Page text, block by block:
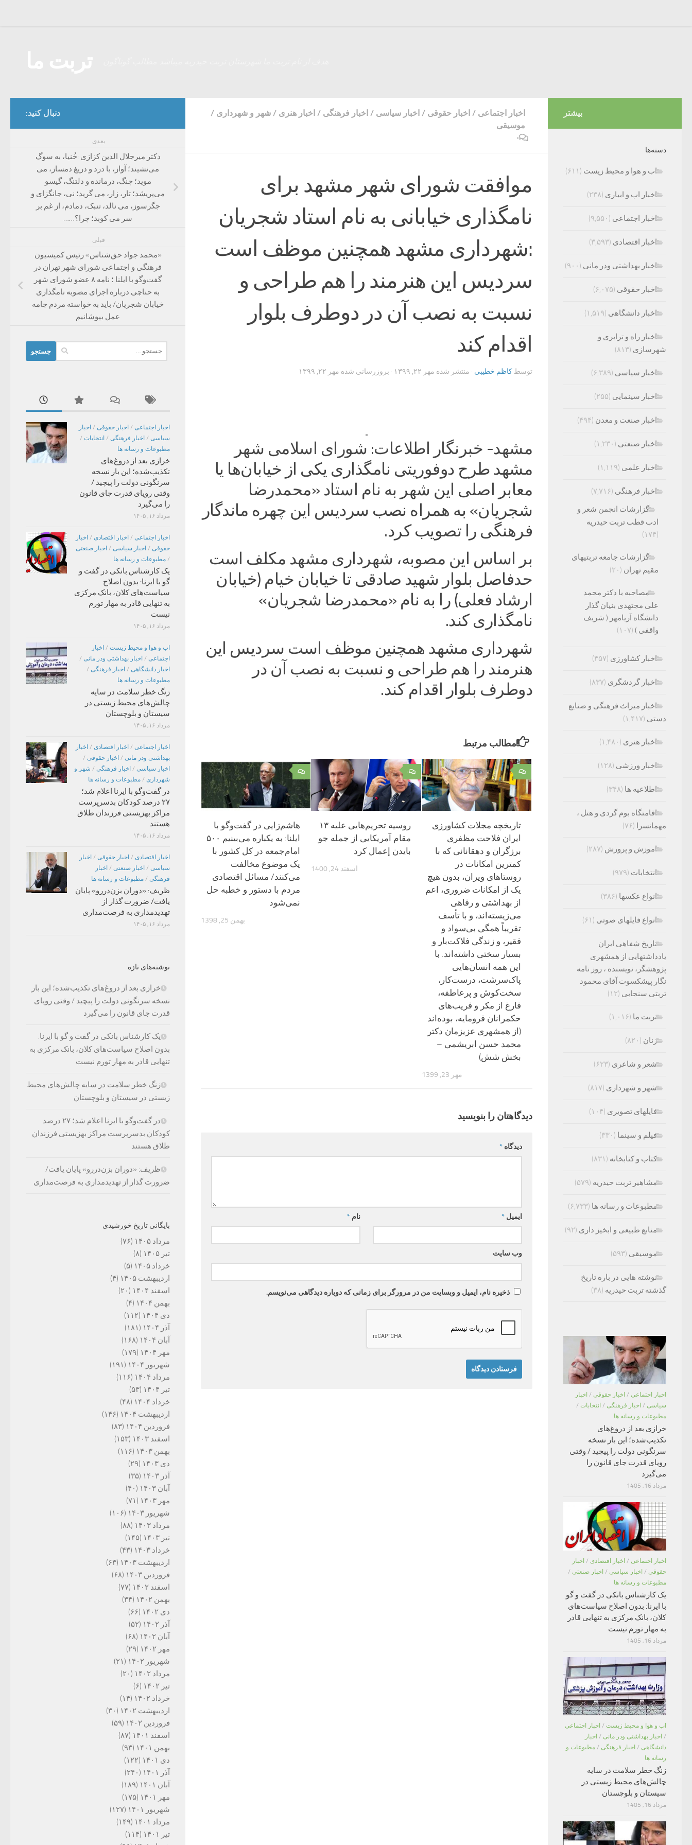
اخبار اجتماعی / اخبار حقوقی / اخبار سیاسی / اخبار فرهنگی / اخبار هنری / شهر و شهرداری /
موسیقی
۰
موافقت شورای شهر مشهد برای
نامگذاری خیابانی به نام استاد شجریان
‌:شهرداری مشهد همچنین موظف است
سردیس این هنرمند را هم طراحی و
نسبت به نصب آن در دوطرف بلوار
اقدام کند
توسط کاظم خطیبی · منتشر شده مهر ۲۲, ۱۳۹۹ · بروزرسانی شده مهر ۲۲, ۱۳۹۹
مشهد- خبرنگار اطلاعات: شورای اسلامی شهر
مشهد طرح دوفوریتی نامگذاری یکی از خیابا‌ن‌ها یا
معابر اصلی این شهر به نام استاد «محمدرضا
شجریان» به همراه نصب سردیس این چهره ماندگار
فرهنگی را تصویب کرد.‌
بر اساس این مصوبه، شهرداری مشهد مکلف است
حدفاصل بلوار شهید صادقی تا خیابان خیام (خیابان
ارشاد فعلی) را به نام «محمدرضا شجریان»
نامگذاری کند.‌‌
شهرداری مشهد همچنین موظف است سردیس این
هنرمند را هم طراحی و نسبت به نصب آن در
دوطرف بلوار اقدام کند.
مطالب مرتبط
۰
هاشم‌زایی در گفت‌و‌گو با
ایلنا: به یکباره می‌بینیم ۵۰۰
اما‌م‌جمعه در کل کشور با
یک موضوع مخالفت
می‌کنند/ مسائل اقتصادی
مردم با دستور و خطبه حل
نمی‌شود
بهمن 25, 1398
۰
روسیه تحریم‌هایی علیه ۱۳
مقام آمریکایی از جمله جو
بایدن إعمال کرد
اسفند 24, 1400
۰
تاریخچه مجلات کشاورزی
ایران فلاحت مظفری
برزگران و دهقانانی که با
کمترین امکانات در
روستاهای ویران، بدون هیچ
یک از امکانات ضروری، اعم
از بهداشتی و رفاهی
می‌زیسته‌اند، و با تأسف
تقریباً همگی بی‌سواد و
فقیر، و زندگی فلاکت‌بار و
بسیار سختی داشته‌اند. با
این همه انسان‌هایی
پاک‌سرشت، درست‌کار،
سخت‌کوش و پرعاطفه،
فارغ از مکر و فریب‌های
حکمرانان فرومایه، بوده‌اند
(از همشهری عزیزمان دکتر
محمد حسن ابریشمی –
بخش شش)
مهر 23, 1399
دیدگاهتان را بنویسید
دیدگاه *
نام* ایمیل *
وب‌ سایت
ذخیره نام، ایمیل و وبسایت من در مرورگر برای زمانی که دوباره دیدگاهی می‌نویسم.
دنبال کنید:
بعدی
دکتر میرجلال الدین کزازی :خُنیا، به سوگ
می‌نشیند؛ آواز، با درد و دریغ دمساز، می
موید؛ چنگ، درمانده و دلتنگ، گیسو
می‌پریشد؛ تار، زار، می گرید؛ نی، جانگزای و
جگرسوز، می نالد، تنبک، دمادم، از غم بر
سر می کوبد؛ چرا؟……
قبلی
«محمد جواد حق‌شناس» رئیس کمیسیون
فرهنگی و اجتماعی شورای شهر تهران در
گفت‌وگو با ایلنا ؛ نامه ۸ عضو شورای شهر
به حناچی درباره اجرای مصوبه نامگذاری
خیابان شجریان/ باید به خواسته مردم جامه
عمل بپوشانیم
برای:
اخبار اجتماعی / اخبار حقوقی / اخبار
سیاسی / اخبار فرهنگی / انتخابات /
مطبوعات و رسانه ها
خرازی بعد از دروغ‌های
تکذیب‌شده؛ این بار نسخه
سرنگونی دولت را پیچید /
وقتی رویای قدرت جای قانون
را می‌گیرد
مرداد ۱۶, ۱۴۰۵
اخبار اجتماعی / اخبار اقتصادی / اخبار
حقوقی / اخبار سیاسی / اخبار صنعتی
/ مطبوعات و رسانه ها
یک کارشناس بانکی در گفت و
گو با ایرنا: بدون اصلاح
سیاست‌های کلان، بانک مرکزی
به تنهایی قادر به مهار تورم
نیست
مرداد ۱۶, ۱۴۰۵
اب و هوا و محیط زیست / اخبار
اجتماعی / اخبار بهداشتی ودر مانی /
اخبار دانشگاهی / اخبار فرهنگی /
مطبوعات و رسانه ها
زنگ خطر سلامت در سایه
چالش‌های محیط زیستی در
سیستان و بلوچستان
مرداد ۱۶, ۱۴۰۵
اخبار اجتماعی / اخبار اقتصادی / اخبار
بهداشتی ودر مانی / اخبار حقوقی /
اخبار سیاسی / اخبار فرهنگی / شهر و
شهرداری / مطبوعات و رسانه ها
در گفت‌وگو با ایرنا اعلام شد؛
۲۷ درصد کودکان بدسرپرست
مراکز بهزیستی فرزندان طلاق
هستند
مرداد ۱۶, ۱۴۰۵
اخبار اقتصادی / اخبار حقوقی / اخبار
سیاسی / اخبار صنعتی / اخبار
فرهنگی / مطبوعات و رسانه ها
ظریف: «دوران بزن‌دررو» پایان
یافت/ ضرورت گذار از
تهدیدمداری به فرصت‌مداری
مرداد ۱۶, ۱۴۰۵
نوشته‌های تازه
خرازی بعد از دروغ‌های تکذیب‌شده؛ این بار
نسخه سرنگونی دولت را پیچید / وقتی رویای
قدرت جای قانون را می‌گیرد
یک کارشناس بانکی در گفت و گو با ایرنا:
بدون اصلاح سیاست‌های کلان، بانک مرکزی به
تنهایی قادر به مهار تورم نیست
زنگ خطر سلامت در سایه چالش‌های محیط
زیستی در سیستان و بلوچستان
در گفت‌وگو با ایرنا اعلام شد؛ ۲۷ درصد
کودکان بدسرپرست مراکز بهزیستی فرزندان
طلاق هستند
ظریف: «دوران بزن‌دررو» پایان یافت/
ضرورت گذار از تهدیدمداری به فرصت‌مداری
بایگانی تاریخ خورشیدی
مرداد ۱۴۰۵
(۷۶)
تیر ۱۴۰۵
(۸)
خرداد ۱۴۰۵
(۵)
اردیبهشت ۱۴۰۵
(۴)
اسفند ۱۴۰۴
(۲۰)
بهمن ۱۴۰۴
(۴)
دی ۱۴۰۴
(۱۱۲)
آذر ۱۴۰۴
(۱۸۱)
آبان ۱۴۰۴
(۱۶۸)
مهر ۱۴۰۴
(۱۷۹)
شهریور ۱۴۰۴
(۱۹۱)
مرداد ۱۴۰۴
(۱۱۶)
تیر ۱۴۰۴
(۵۳)
خرداد ۱۴۰۴
(۴۸)
اردیبهشت ۱۴۰۴
(۱۴۶)
فروردین ۱۴۰۴
(۸۳)
اسفند ۱۴۰۳
(۱۵۳)
بهمن ۱۴۰۳
(۱۱۶)
دی ۱۴۰۳
(۲۹)
آذر ۱۴۰۳
(۳۵)
آبان ۱۴۰۳
(۴۰)
مهر ۱۴۰۳
(۷۱)
شهریور ۱۴۰۳
(۱۰۶)
مرداد ۱۴۰۳
(۸۸)
تیر ۱۴۰۳
(۱۴۵)
خرداد ۱۴۰۳
(۴۳)
اردیبهشت ۱۴۰۳
(۶۳)
فروردین ۱۴۰۳
(۶۸)
اسفند ۱۴۰۲
(۷۷)
بهمن ۱۴۰۲
(۳۴)
دی ۱۴۰۲
(۶۶)
آذر ۱۴۰۲
(۵۲)
آبان ۱۴۰۲
(۶۸)
مهر ۱۴۰۲
(۲۹)
شهریور ۱۴۰۲
(۲۱)
مرداد ۱۴۰۲
(۲۰)
تیر ۱۴۰۲
(۶)
خرداد ۱۴۰۲
(۱۴)
اردیبهشت ۱۴۰۲
(۳۰)
فروردین ۱۴۰۲
(۵۹)
اسفند ۱۴۰۱
(۸۷)
بهمن ۱۴۰۱
(۹۳)
دی ۱۴۰۱
(۱۲۲)
آذر ۱۴۰۱
(۲۴۰)
آبان ۱۴۰۱
(۱۸۹)
مهر ۱۴۰۱
(۱۷۵)
شهریور ۱۴۰۱
(۱۲۷)
مرداد ۱۴۰۱
(۱۴۹)
تیر ۱۴۰۱
(۱۱۴)
بیشتر
دسته‌ها
اب و هوا و محیط زیست (۶۱۱)
اخبار اب و ابیاری (۲۳۸)
اخبار اجتماعی (۹,۵۵۰)
اخبار اقتصادی (۳,۵۹۳)
اخبار بهداشتی ودر مانی (۹۰۰)
اخبار حقوقی (۶,۰۷۵)
اخبار دانشگاهی (۱,۵۱۹)
اخبار راه و ترابری و
شهرسازی (۸۱۳)
اخبار سیاسی (۶,۳۸۹)
اخبار سینمایی (۲۵۵)
اخبار صنعت و معدن (۴۹۴)
اخبار صنعتی (۱,۲۳۰)
اخبار علمی (۱,۱۱۹)
اخبار فرهنگی (۷,۷۱۶)
گزارشات انجمن شعر و
ادب قطب تربت حیدریه
(۱۷۴)
گزارشات جامعه تربتیهای
مقیم تهران (۲۰)
مصاحبه با دکتر محمد
علی مجتهدی بنیان گذار
دانشگاه آریامهر ( شریف
واقفی ) (۱۰۷)
اخبار کشاورزی (۴۵۷)
اخبار گردشگری (۸۳۷)
اخبار میراث فرهنگی و صنایع
دستی (۱,۴۱۷)
اخبار هنری (۱,۴۸۰)
اخبار ورزشی (۱۲۸)
اطلاعیه ها (۳۴۸)
اقامتگاه بوم گردی و هتل ،
مهمانسرا (۷۶)
اموزش و پرورش (۲۸۷)
انتخابات (۹۷۹)
انواع عکسها (۳۸۶)
انواع فایلهای صوتی (۶۱)
تاریخ شفاهی ایران
یادداشتهایی از همشهری
پژوهشگر، نویسنده ، روز نامه
نگار پیشکسوت آقای محمود
تربتی سنجابی (۱۲)
تربت ما (۱,۰۱۶)
زنان (۸۲۰)
شعر و شاعری (۶۲۳)
شهر و شهرداری (۸۱۷)
فایلهای تصویری (۱۰۴)
فیلم و سینما (۳۳۰)
کتاب و کتابخانه (۸۳۱)
مشاهیر تربت حیدریه (۵۷۹)
مطبوعات و رسانه ها (۶,۷۳۳)
منابع طبیعی و ابخیز داری (۹۲)
موسیقی (۵۹۳)
نوشته هایی در باره تاریخ
گذشته تربت حیدریه (۳۸)
اخبار اجتماعی / اخبار حقوقی / اخبار
سیاسی / اخبار فرهنگی / انتخابات /
مطبوعات و رسانه ها
خرازی بعد از دروغ‌های
تکذیب‌شده؛ این بار نسخه
سرنگونی دولت را پیچید / وقتی
رویای قدرت جای قانون را
می‌گیرد
مرداد 16, 1405
اخبار اجتماعی / اخبار اقتصادی / اخبار
حقوقی / اخبار سیاسی / اخبار صنعتی /
مطبوعات و رسانه ها
یک کارشناس بانکی در گفت و گو
با ایرنا: بدون اصلاح سیاست‌های
کلان، بانک مرکزی به تنهایی قادر
به مهار تورم نیست
مرداد 16, 1405
اب و هوا و محیط زیست / اخبار اجتماعی
/ اخبار بهداشتی ودر مانی / اخبار
دانشگاهی / اخبار فرهنگی / مطبوعات و
رسانه ها
زنگ خطر سلامت در سایه
چالش‌های محیط زیستی در
سیستان و بلوچستان
مرداد 16, 1405